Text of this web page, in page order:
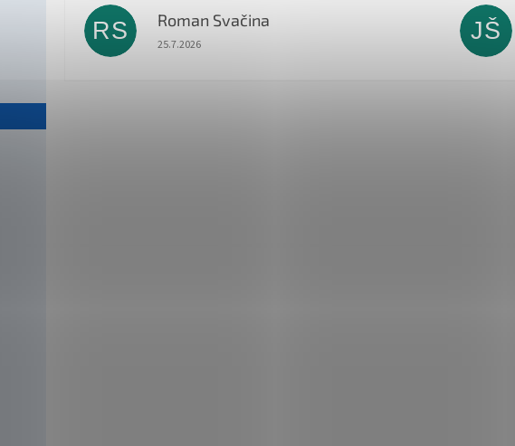
RS Roman Svačina
Hodnocení obchodu je 5 z 5 hvězdiček.
25.7.2026
JŠ